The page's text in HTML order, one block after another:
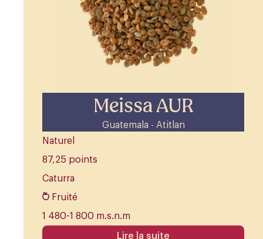
Meissa AUR
Guatemala - Atitlan
Naturel
87,25 points
Caturra
Fruité
1 480-1 800 m.s.n.m
Lire la suite